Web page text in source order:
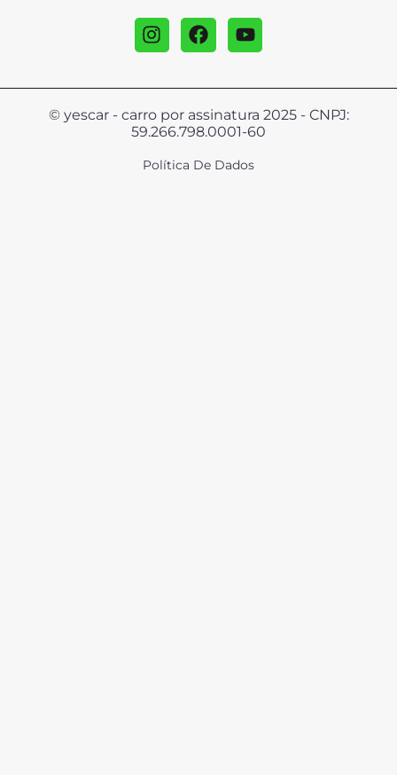
© yescar - carro por assinatura 2025 - CNPJ:
59.266.798.0001-60
Política De Dados